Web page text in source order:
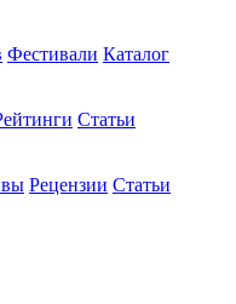
Фестивали Каталог
Статьи
Рецензии Статьи